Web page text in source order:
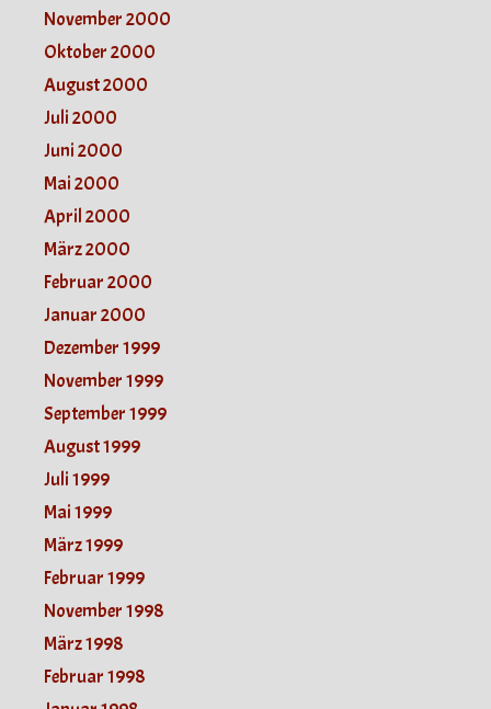
November 2000
Oktober 2000
August 2000
Juli 2000
Juni 2000
Mai 2000
April 2000
März 2000
Februar 2000
Januar 2000
Dezember 1999
November 1999
September 1999
August 1999
Juli 1999
Mai 1999
März 1999
Februar 1999
November 1998
März 1998
Februar 1998